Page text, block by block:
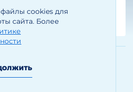
cookies для
сайта. Более